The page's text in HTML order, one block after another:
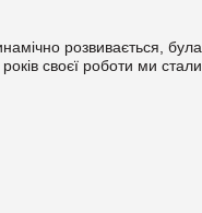
розвивається,
своєї роботи ми